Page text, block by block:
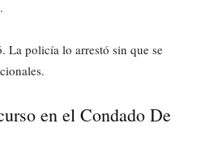
La policía lo arrestó sin que se
en el Condado De